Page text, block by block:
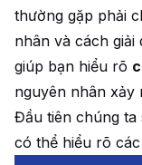
thường gặp phải
nhân và cách giải
giúp bạn hiểu rõ
nguyên nhân xảy
Đầu tiên chúng ta
có thể hiểu rõ